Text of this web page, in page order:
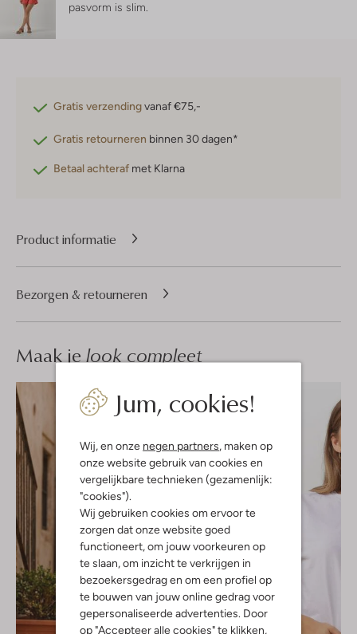
Jum, cookies!
Wij, en onze negen partners , maken op
onze website gebruik van cookies en
vergelijkbare technieken (gezamenlijk:
"cookies").
Wij gebruiken cookies om ervoor te
zorgen dat onze website goed
functioneert, om jouw voorkeuren op
te slaan, om inzicht te verkrijgen in
bezoekersgedrag en om een profiel op
te bouwen van jouw online gedrag voor
gepersonaliseerde advertenties. Door
op "Accepteer alle cookies" te klikken,
pasvorm is slim
Gratis verzendingvanaf €75,-
Gratis retourneren binnen 30 dagen*
Betaal achteraf met Klarna
Product informatie
Bezorgen & retourneren
Maak jelook compleet